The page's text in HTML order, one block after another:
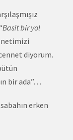
Basit bir yol
diyorum.
bir ada”…
sabahın erken